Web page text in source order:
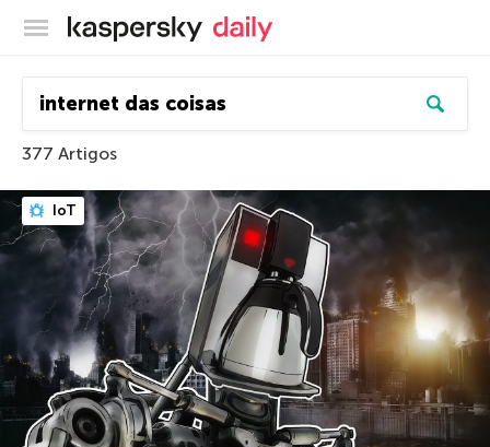
Blog oficial da Kaspersky
377 Artigos
IoT